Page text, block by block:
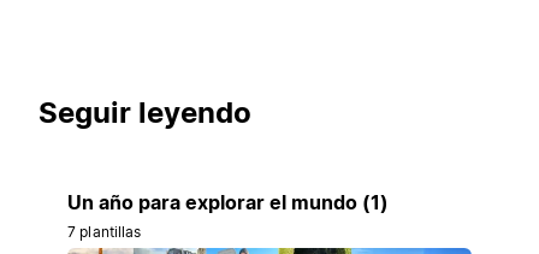
Seguir leyendo
Un año para explorar el mundo (1)
7 plantillas